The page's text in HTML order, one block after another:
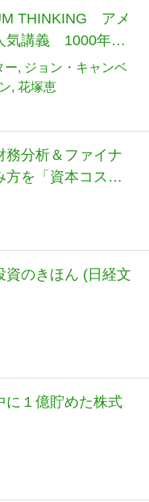
THINKING アメ
気講義 1000年古
く
ー
ジョン・キャンベ
花塚恵
務分析＆ファイナ
を「資本コスト
する
資のきほん (日経文
に１億貯めた株式